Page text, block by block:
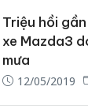
Triệu hồi
xe Mazda3
mưa
12/05/2019